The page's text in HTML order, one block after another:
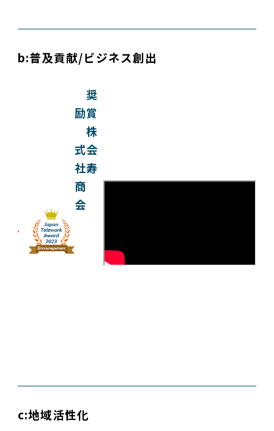
b:普及貢献/ビジネス創出
奨
励賞
株
式会
社寿
商
会
c:地域活性化